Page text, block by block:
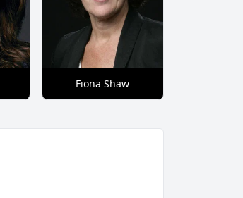
Fiona Shaw